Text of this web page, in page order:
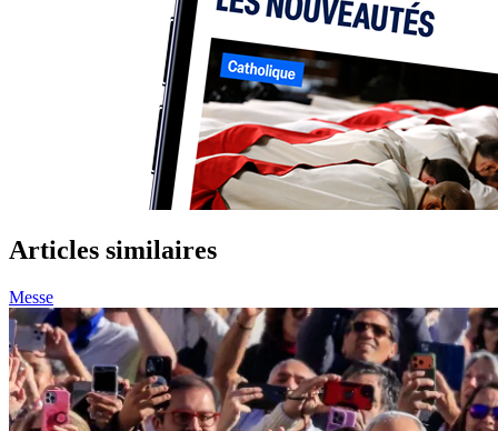
Articles similaires
Messe